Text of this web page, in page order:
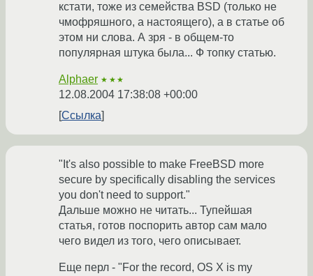
кстати, тоже из семейства BSD (только не
чмофряшного, а настоящего), а в статье об
этом ни слова. А зря - в общем-то
популярная штука была... Ф топку статью.
Alphaer ★★★
12.08.2004 17:38:08 +00:00
Ссылка
"It's also possible to make FreeBSD more
secure by specifically disabling the services
you don't need to support."
Дальше можно не читать... Тупейшая
статья, готов поспорить автор сам мало
чего видел из того, чего описывает.
Еще перл - "For the record, OS X is my